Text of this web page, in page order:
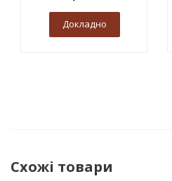
Докладно
Схожі товари